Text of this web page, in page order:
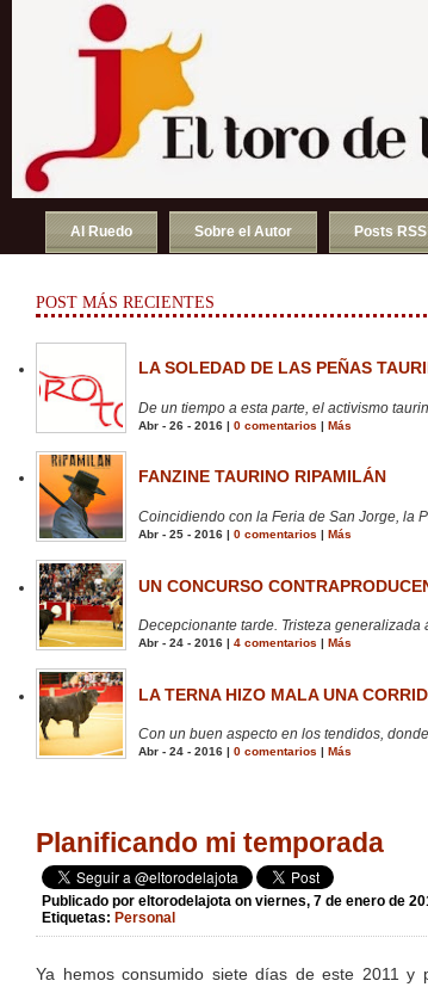
Al Ruedo Sobre el Autor Posts RSS
POST MÁS RECIENTES
LA SOLEDAD DE LAS PEÑAS
De un tiempo a esta parte, el activismo
Abr - 26 - 2016 | 0 comentarios | Más
FANZINE TAURINO RIPAMILÁN
Coincidiendo con la Feria de San Jorge, la
Abr - 25 - 2016 | 0 comentarios | Más
UN CONCURSO
Decepcionante tarde. Tristeza generalizada
Abr - 24 - 2016 | 4 comentarios | Más
LA TERNA HIZO MALA UNA
Con un buen aspecto en los tendidos,
Abr - 24 - 2016 | 0 comentarios Más
Planificando mi temporada
Publicado por eltorodelajota on viernes, 7 de enero de
Etiquetas: Personal
Ya hemos consumido siete días de este 2011 y